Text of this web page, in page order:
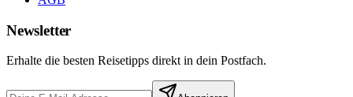
Newsletter
Erhalte die besten Reisetipps direkt in dein Postfach.